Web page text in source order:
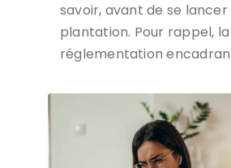
savoir, avant de se lancer
plantation. Pour rappel, la
réglementation